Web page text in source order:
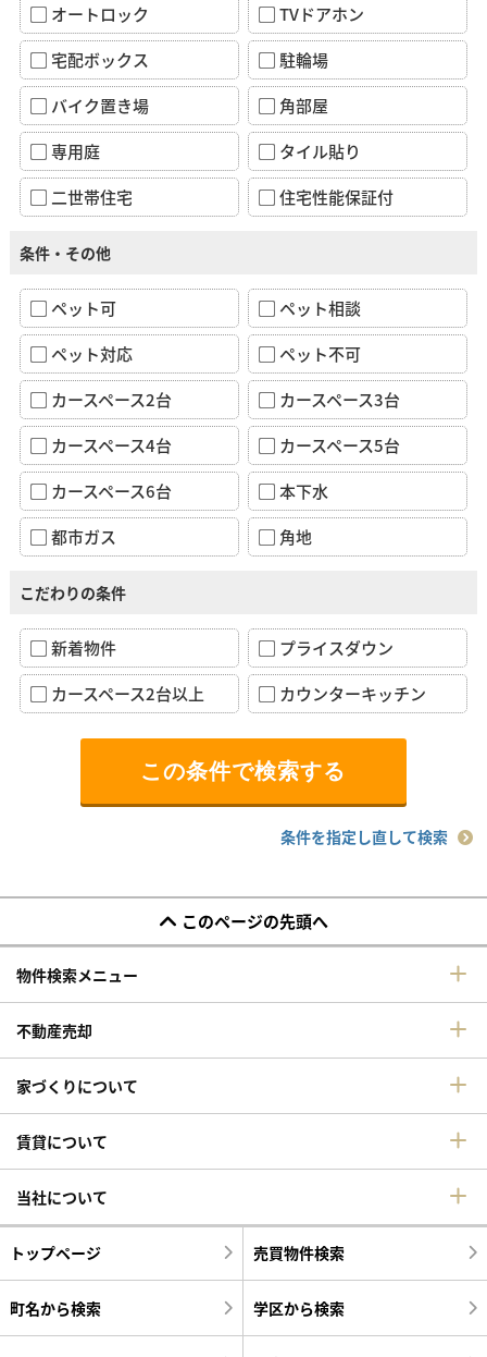
オートロック
TVドアホン
宅配ボックス
駐輪場
バイク置き場
角部屋
専用庭
タイル貼り
二世帯住宅
住宅性能保証付
条件・その他
ペット可
ペット相談
ペット対応
ペット不可
カースペース2台
カースペース3台
カースペース4台
カースペース5台
カースペース6台
本下水
都市ガス
角地
こだわりの条件
新着物件
プライスダウン
カースペース2台以上
カウンターキッチン
条件を指定し直して検索
このページの先頭へ
物件検索メニュー
不動産売却
家づくりについて
賃貸について
当社について
トップページ 売買物件検索
町名から検索 学区から検索